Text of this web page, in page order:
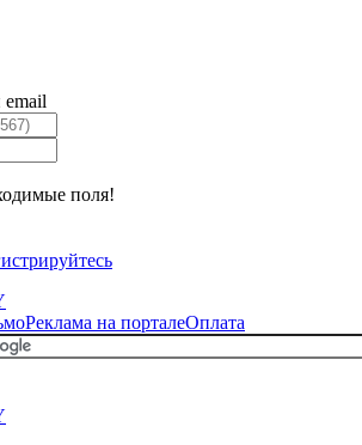
поля!
Реклама на порталеОплата